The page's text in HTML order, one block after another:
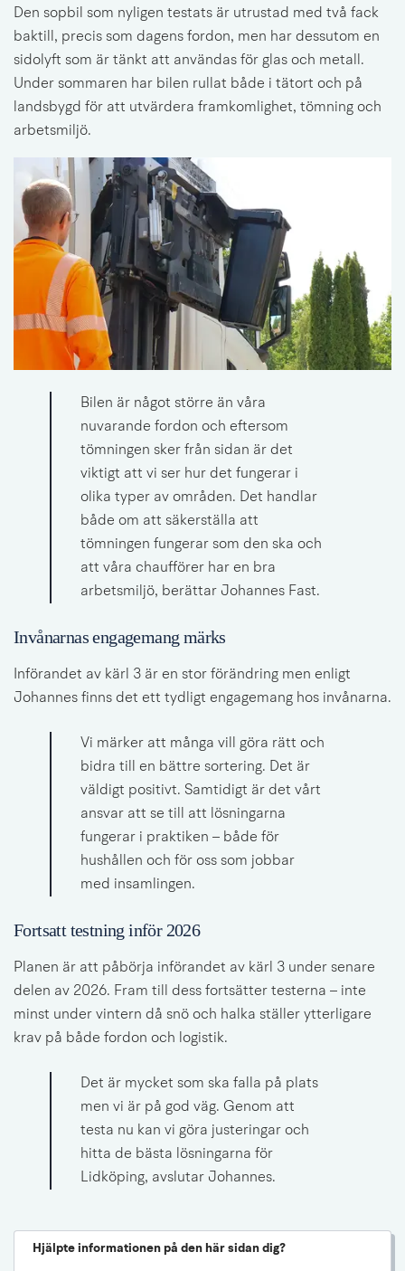
Den sopbil som nyligen testats är utrustad med två fack
baktill, precis som dagens fordon, men har dessutom en
sidolyft som är tänkt att användas för glas och metall.
Under sommaren har bilen rullat både i tätort och på
landsbygd för att utvärdera framkomlighet, tömning och
arbetsmiljö.
Bilen är något större än våra
nuvarande fordon och eftersom
tömningen sker från sidan är det
viktigt att vi ser hur det fungerar i
olika typer av områden. Det handlar
både om att säkerställa att
tömningen fungerar som den ska och
att våra chaufförer har en bra
arbetsmiljö, berättar Johannes Fast.
Invånarnas engagemang märks
Införandet av kärl 3 är en stor förändring men enligt
Johannes finns det ett tydligt engagemang hos invånarna.
Vi märker att många vill göra rätt och
bidra till en bättre sortering. Det är
väldigt positivt. Samtidigt är det vårt
ansvar att se till att lösningarna
fungerar i praktiken – både för
hushållen och för oss som jobbar
med insamlingen.
Fortsatt testning inför 2026
Planen är att påbörja införandet av kärl 3 under senare
delen av 2026. Fram till dess fortsätter testerna – inte
minst under vintern då snö och halka ställer ytterligare
krav på både fordon och logistik.
Det är mycket som ska falla på plats
men vi är på god väg. Genom att
testa nu kan vi göra justeringar och
hitta de bästa lösningarna för
Lidköping, avslutar Johannes.
Hjälpte informationen på den här sidan dig?